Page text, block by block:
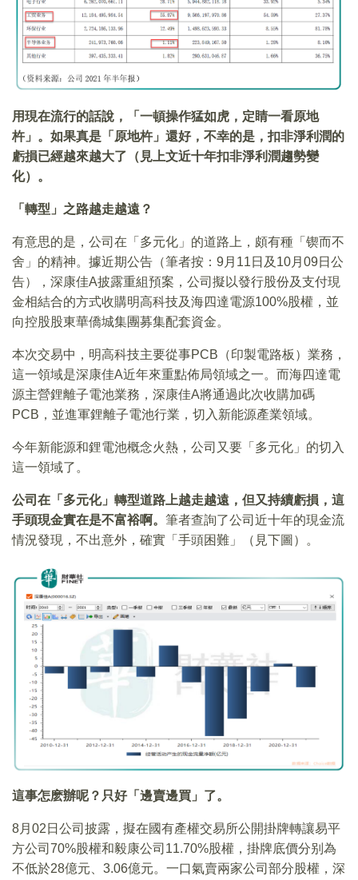
用現在流行的話說，「一頓操作猛如虎，定睛一看原地
杵」。如果真是「原地杵」還好，不幸的是，扣非淨利潤的
虧損已經越來越大了（見上文近十年扣非淨利潤趨勢變
化）。
「轉型」之路越走越遠？
有意思的是，公司在「多元化」的道路上，頗有種「锲而不
舍」的精神。據近期公告（筆者按：9月11日及10月09日公
告），深康佳A披露重組預案，公司擬以發行股份及支付現
金相結合的方式收購明高科技及海四達電源100%股權，並
向控股股東華僑城集團募集配套資金。
本次交易中，明高科技主要從事PCB（印製電路板）業務，
這一領域是深康佳A近年來重點佈局領域之一。而海四達電
源主營鋰離子電池業務，深康佳A將通過此次收購加碼
PCB，並進軍鋰離子電池行業，切入新能源產業領域。
今年新能源和鋰電池概念火熱，公司又要「多元化」的切入
這一領域了。
公司在「多元化」轉型道路上越走越遠，但又持續虧損，這
手頭現金實在是不富裕啊。 筆者查詢了公司近十年的現金流
情況發現，不出意外，確實「手頭困難」（見下圖）。
這事怎麽辦呢？只好「邊賣邊買」了。
8月02日公司披露，擬在國有產權交易所公開掛牌轉讓易平
方公司70%股權和毅康公司11.70%股權，掛牌底價分别為
不低於28億元、3.06億元。一口氣賣兩家公司部分股權，深